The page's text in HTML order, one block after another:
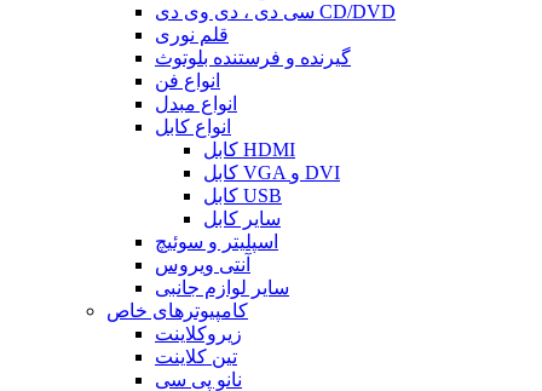
سی دی ، دی وی دی CD/DVD
قلم نوری
گیرنده و فرستنده بلوتوث
انواع فن
انواع مبدل
انواع کابل
کابل HDMI
کابل VGA و DVI
کابل USB
سایر کابل
اسپلیتر و سوئیچ
آنتی ویروس
سایر لوازم جانبی
کامپیوترهای خاص
زیروکلاینت
تین کلاینت
نانو پی سی